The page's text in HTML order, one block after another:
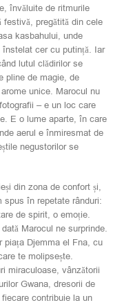
învăluite de ritmurile
festivă, pregătită din cele
kasbahului, unde
cer cu putință. Iar
lutul clădirilor se
pline de magie, de
unice. Marocul nu
– e un loc care
E o lume aparte, în care
aerul e înmiresmat de
negustorilor se
din zona de confort și,
spus în repetate rânduri:
de spirit, o emoție.
Marocul ne surprinde.
piața Djemma el Fna, cu
te molipsește.
miraculoase, vânzătorii
Gwana, dresorii de
contribuie la un